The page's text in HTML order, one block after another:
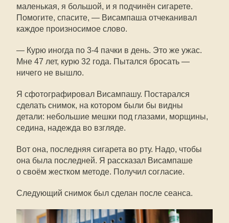
маленькая, я большой, и я подчинён сигарете.
Помогите, спасите, — Висампаша отчеканивал
каждое произносимое слово.
— Курю иногда по 3-4 пачки в день. Это же ужас.
Мне 47 лет, курю 32 года. Пытался бросать —
ничего не вышло.
Я сфотографировал Висампашу. Постарался
сделать снимок, на котором были бы видны
детали: небольшие мешки под глазами, морщины,
седина, надежда во взгляде.
Вот она, последняя сигарета во рту. Надо, чтобы
она была последней. Я рассказал Висампаше
о своём жестком методе. Получил согласие.
Следующий снимок был сделан после сеанса.